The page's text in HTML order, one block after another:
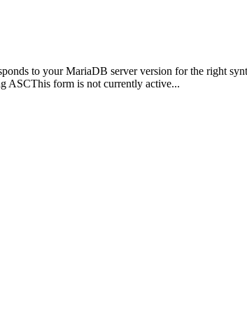
to your MariaDB server version for the right
ASCThis form is not currently active...